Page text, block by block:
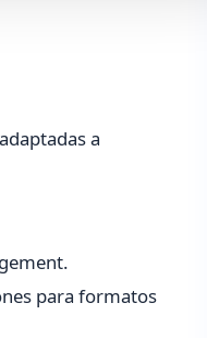
a
para formatos